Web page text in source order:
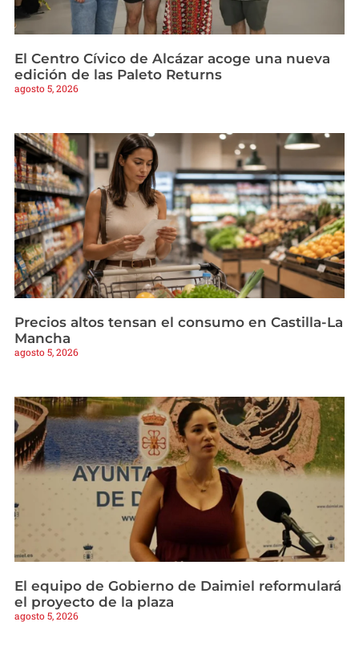
El Centro Cívico de Alcázar acoge una nueva
edición de las Paleto Returns
agosto 5, 2026
Precios altos tensan el consumo en Castilla-La
Mancha
agosto 5, 2026
El equipo de Gobierno de Daimiel reformulará
el proyecto de la plaza
agosto 5, 2026